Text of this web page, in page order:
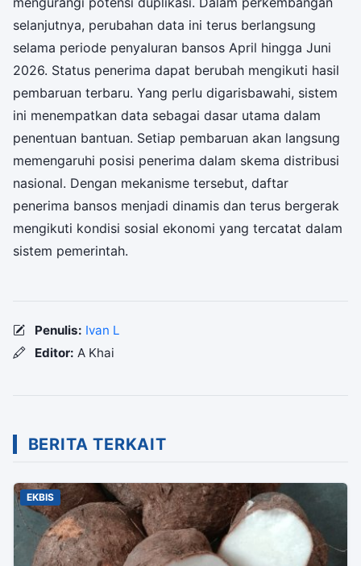
selanjutnya, perubahan data ini terus berlangsung
selama periode penyaluran bansos April hingga Juni
2026. Status penerima dapat berubah mengikuti hasil
pembaruan terbaru. Yang perlu digarisbawahi, sistem
ini menempatkan data sebagai dasar utama dalam
penentuan bantuan. Setiap pembaruan akan langsung
memengaruhi posisi penerima dalam skema distribusi
nasional. Dengan mekanisme tersebut, daftar
penerima bansos menjadi dinamis dan terus bergerak
mengikuti kondisi sosial ekonomi yang tercatat dalam
sistem pemerintah.
Penulis: Ivan L
Editor: A Khai
BERITA TERKAIT
EKBIS